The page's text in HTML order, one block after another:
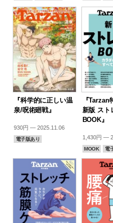
『科学的に正しい温
泉/呪術廻戦』
930円 — 2025.11.06
電子版あり
『Tarzan
新版 スト
BOOK』
1,430円 —
MOOK 電